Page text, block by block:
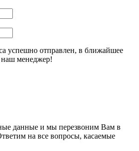
успешно отправлен, в ближайшее
наш менеджер!
данные и мы перезвоним Вам в
на все вопросы, касаемые